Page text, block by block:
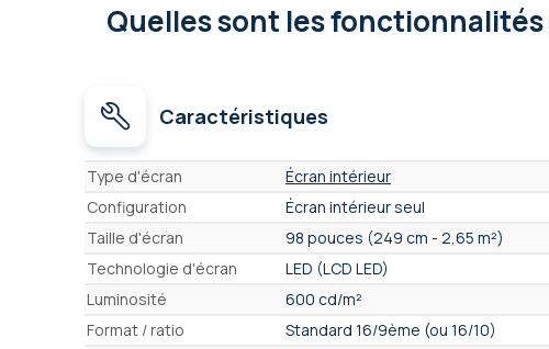
Quelles sont les fonctionnalités
Caractéristiques
Caractéristiques
Type d'écran
Écran intérieur
Configuration
Écran intérieur seul
Taille d'écran
98 pouces (249 cm - 2,65 m²)
Technologie d'écran
LED (LCD LED)
Luminosité
600 cd/m²
Format / ratio
Standard 16/9ème (ou 16/10)